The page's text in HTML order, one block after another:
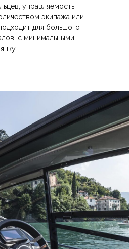
управляемость
экипажа или
для большого
с минимальными